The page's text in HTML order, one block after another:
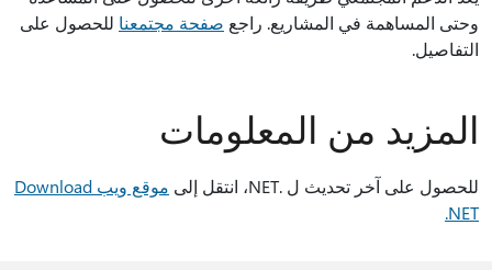
وحتى المساهمة في المشاريع. راجع صفحة مجتمعنا للحصول على
التفاصيل.
المزيد من المعلومات
للحصول على آخر تحديث ل .NET، انتقل إلى
موقع ويب Download
.NET